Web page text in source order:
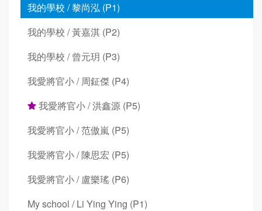
我的學校 / 黎尚泓 (P1)
我的學校 / 黃嘉淇 (P2)
我的學校 / 曾元玥 (P3)
我愛將官小 / 周鉦傑 (P4)
我愛將官小 / 洪鑫源 (P5)
我愛將官小 / 范傲嵐 (P5)
我愛將官小 / 陳思宏 (P5)
我愛將官小 / 盧樂瑤 (P6)
My school / Li Ying Ying (P1)